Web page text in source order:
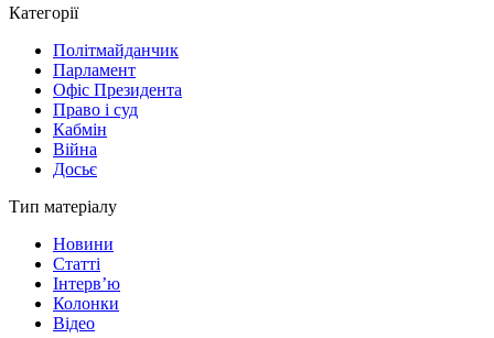
Категорії
Політмайданчик
Парламент
Офіс Президента
Право і суд
Кабмін
Війна
Досьє
Тип матеріалу
Новини
Статті
Інтерв’ю
Колонки
Відео